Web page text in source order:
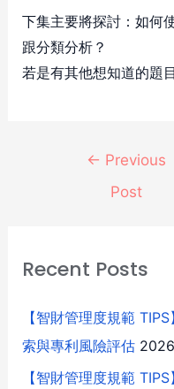
下集主要將探討：如何
跟分類分析？
若是有其他想知道的題
← Previous
Post
Recent Posts
【智財管理度規範
索與專利風險評估
【智財管理度規範